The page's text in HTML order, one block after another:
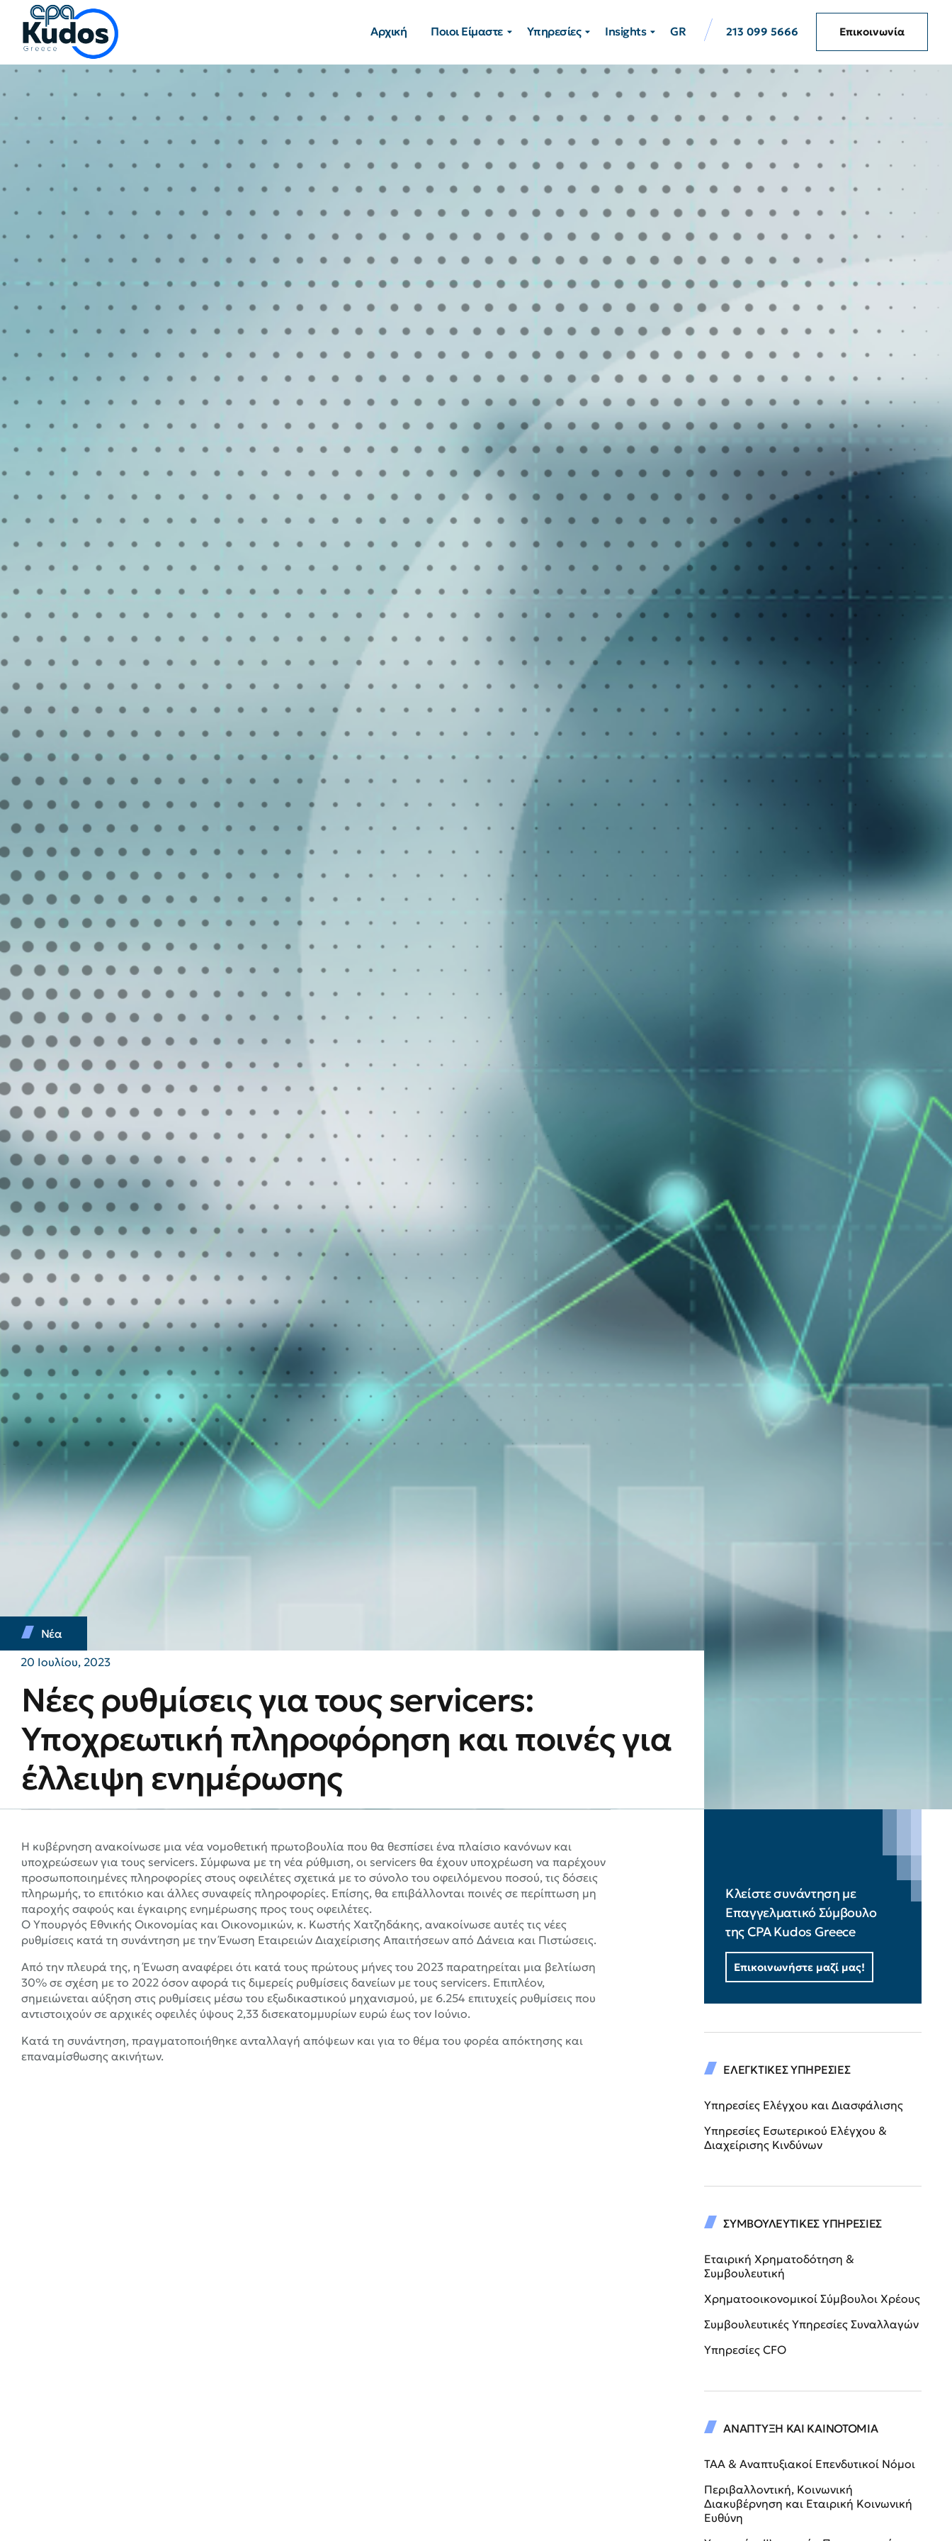
Αρχική Ποιοι Είμαστε Υπηρεσίες Insights GR 213 099 5666 Επικοινωνία
Νέα
20 Ιουλίου, 2023
Νέες ρυθμίσεις για τους servicers:
Υποχρεωτική πληροφόρηση και ποινές για
έλλειψη ενημέρωσης
Η κυβέρνηση ανακοίνωσε μια νέα νομοθετική πρωτοβουλία που θα θεσπίσει ένα πλαίσιο κανόνων και
υποχρεώσεων για τους servicers. Σύμφωνα με τη νέα ρύθμιση, οι servicers θα έχουν υποχρέωση να παρέχουν
προσωποποιημένες πληροφορίες στους οφειλέτες σχετικά με το σύνολο του οφειλόμενου ποσού, τις δόσεις
πληρωμής, το επιτόκιο και άλλες συναφείς πληροφορίες. Επίσης, θα επιβάλλονται ποινές σε περίπτωση μη
παροχής σαφούς και έγκαιρης ενημέρωσης προς τους οφειλέτες.
Ο Υπουργός Εθνικής Οικονομίας και Οικονομικών, κ. Κωστής Χατζηδάκης, ανακοίνωσε αυτές τις νέες
ρυθμίσεις κατά τη συνάντηση με την Ένωση Εταιρειών Διαχείρισης Απαιτήσεων από Δάνεια και Πιστώσεις.
Από την πλευρά της, η Ένωση αναφέρει ότι κατά τους πρώτους μήνες του 2023 παρατηρείται μια βελτίωση
30% σε σχέση με το 2022 όσον αφορά τις διμερείς ρυθμίσεις δανείων με τους servicers. Επιπλέον,
σημειώνεται αύξηση στις ρυθμίσεις μέσω του εξωδικαστικού μηχανισμού, με 6.254 επιτυχείς ρυθμίσεις που
αντιστοιχούν σε αρχικές οφειλές ύψους 2,33 δισεκατομμυρίων ευρώ έως τον Ιούνιο.
Κατά τη συνάντηση, πραγματοποιήθηκε ανταλλαγή απόψεων και για το θέμα του φορέα απόκτησης και
επαναμίσθωσης ακινήτων.
Κλείστε συνάντηση με
Επαγγελματικό Σύμβουλο
της CPA Kudos Greece
Επικοινωνήστε μαζί μας!
ΕΛΕΓΚΤΙΚΕΣ ΥΠΗΡΕΣΙΕΣ
Υπηρεσίες Ελέγχου και Διασφάλισης
Υπηρεσίες Εσωτερικού Ελέγχου &
Διαχείρισης Κινδύνων
ΣΥΜΒΟΥΛΕΥΤΙΚΕΣ ΥΠΗΡΕΣΙΕΣ
Εταιρική Χρηματοδότηση &
Συμβουλευτική
Χρηματοοικονομικοί Σύμβουλοι Χρέους
Συμβουλευτικές Υπηρεσίες Συναλλαγών
Υπηρεσίες CFO
ΑΝΑΠΤΥΞΗ ΚΑΙ ΚΑΙΝΟΤΟΜΙΑ
ΤΑΑ & Αναπτυξιακοί Επενδυτικοί Νόμοι
Περιβαλλοντική, Κοινωνική
Διακυβέρνηση και Εταιρική Κοινωνική
Ευθύνη